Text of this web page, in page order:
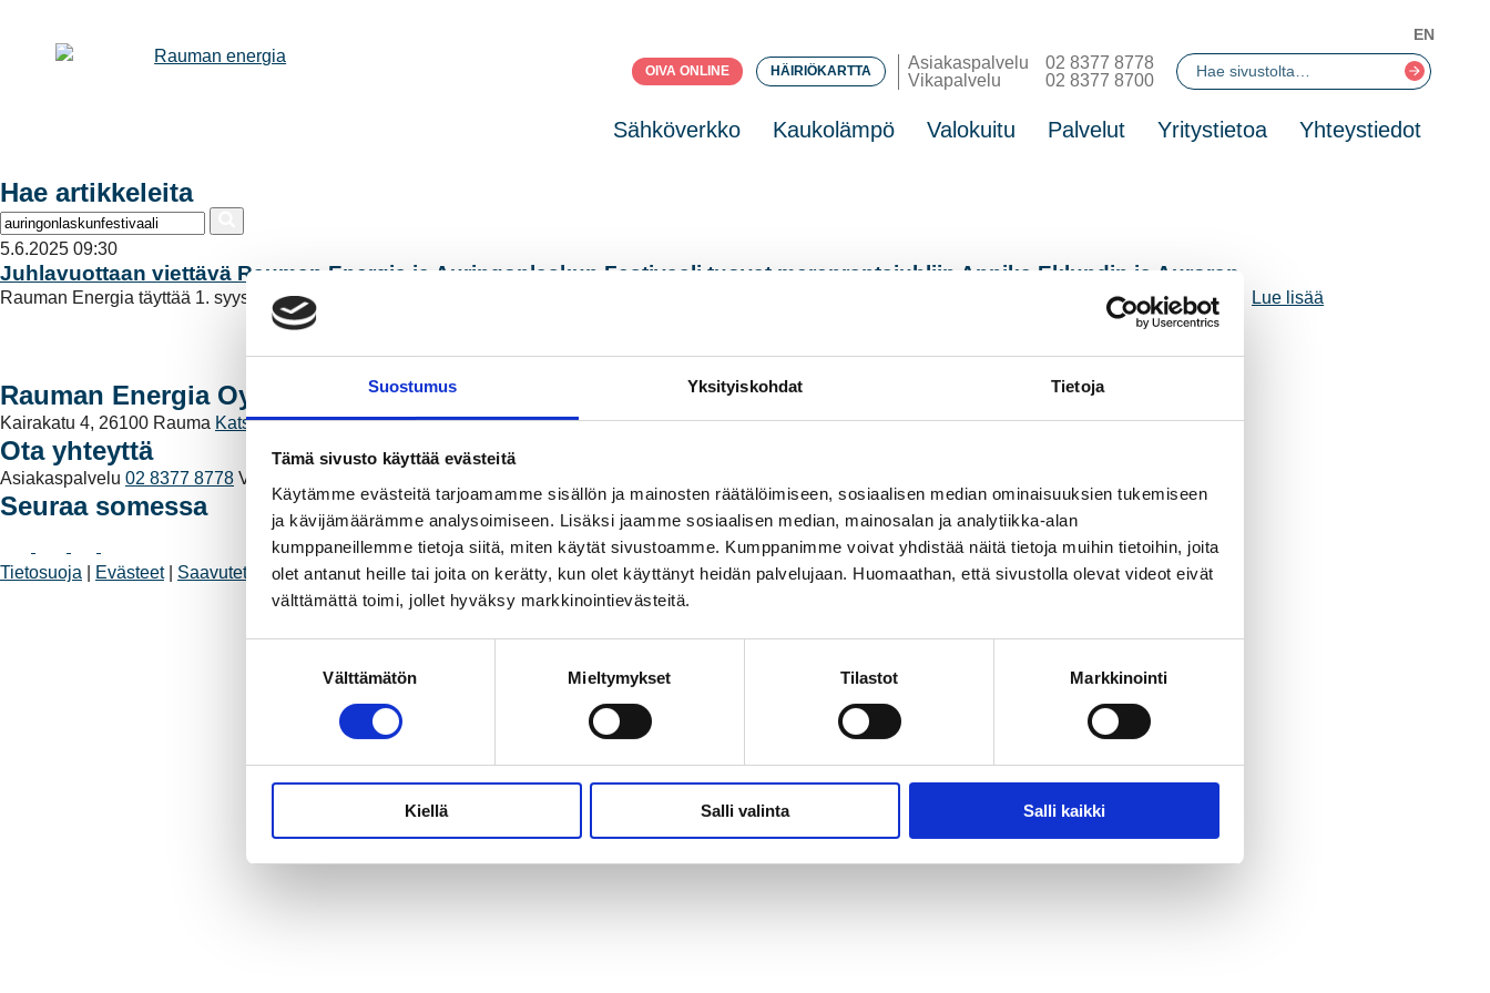
Suostumus Yksityiskohdat Tietoja
Tämä sivusto käyttää evästeitä
Käytämme evästeitä tarjoamamme sisällön ja mainosten räätälöimiseen, sosiaalisen median ominaisuuksien tukemiseen
ja kävijämäärämme analysoimiseen. Lisäksi jaamme sosiaalisen median, mainosalan ja analytiikka-alan
kumppaneillemme tietoja siitä, miten käytät sivustoamme. Kumppanimme voivat yhdistää näitä tietoja muihin tietoihin, joita
olet antanut heille tai joita on kerätty, kun olet käyttänyt heidän palvelujaan. Huomaathan, että sivustolla olevat videot eivät
välttämättä toimi, jollet hyväksy markkinointievästeitä.
k
Välttämätön Mieltymykset Tilastot Markkinointi
Kiellä Salli valinta Salli kaikki
OIVA ONLINE HÄIRIÖKARTTA Asiakaspalvelu
02 8377 8778
Vikapalvelu
02 8377 8700
Sähköverkko Kaukolämpö Valokuitu Palvelut Yritystietoa Yhteystiedot
EN
Hae artikkeleita
5.6.2025 09:30
Juhlavuottaan viettävä Rauman Energia ja Auringonlaskun Festivaali tuovat merenrantajuhliin Annika Eklundin ja Auroran
Rauman Energia täyttää 1. syyskuuta kunnioitettavat 125 vuotta. Merkkipaalua juhlitaan muun muassa Auringonlaskun Festivaalin merkeissä elokuun lopussa. Lue lisää
Rauman Energia Oy
Kairakatu 4, 26100 Rauma Katso kaikki yhteystiedot
Ota yhteyttä
Asiakaspalvelu 02 8377 8778 Vikapalvelu
Seuraa somessa
Tietosuoja Evästeet| Saavutettavuus